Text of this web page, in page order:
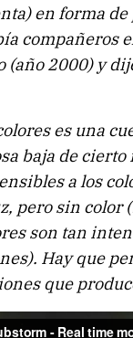
en forma
compañeros
2000) y
es una
baja de
a los
pero sin color
son tan
Hay que
que